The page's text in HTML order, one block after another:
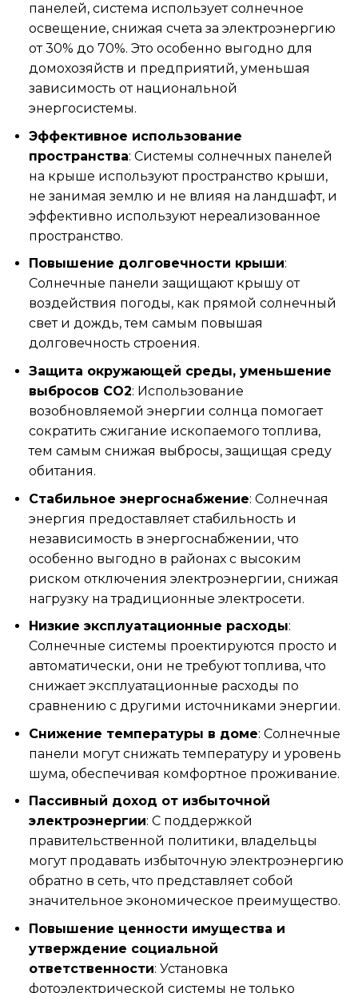
панелей, система использует солнечное
освещение, снижая счета за электроэнергию
от 30% до 70%. Это особенно выгодно для
домохозяйств и предприятий, уменьшая
зависимость от национальной
энергосистемы.
Эффективное использование
пространства: Системы солнечных панелей
на крыше используют пространство крыши,
не занимая землю и не влияя на ландшафт, и
эффективно используют нереализованное
пространство.
Повышение долговечности крыши:
Солнечные панели защищают крышу от
воздействия погоды, как прямой солнечный
свет и дождь, тем самым повышая
долговечность строения.
Защита окружающей среды, уменьшение
выбросов CO2: Использование
возобновляемой энергии солнца помогает
сократить сжигание ископаемого топлива,
тем самым снижая выбросы, защищая среду
обитания.
Стабильное энергоснабжение: Солнечная
энергия предоставляет стабильность и
независимость в энергоснабжении, что
особенно выгодно в районах с высоким
риском отключения электроэнергии, снижая
нагрузку на традиционные электросети.
Низкие эксплуатационные расходы:
Солнечные системы проектируются просто и
автоматически, они не требуют топлива, что
снижает эксплуатационные расходы по
сравнению с другими источниками энергии.
Снижение температуры в доме: Солнечные
панели могут снижать температуру и уровень
шума, обеспечивая комфортное проживание.
Пассивный доход от избыточной
электроэнергии: С поддержкой
правительственной политики, владельцы
могут продавать избыточную электроэнергию
обратно в сеть, что представляет собой
значительное экономическое преимущество.
Повышение ценности имущества и
утверждение социальной
ответственности: Установка
фотоэлектрической системы не только